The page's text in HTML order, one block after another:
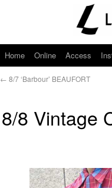
Home Online Access
← 8/7 ‘Barbour’ BEAUFORT
8/8 Vintage